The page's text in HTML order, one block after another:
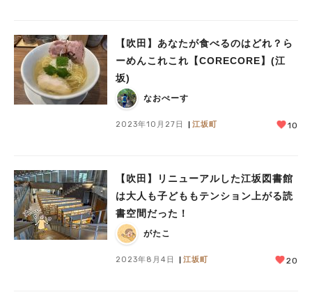
【吹田】あなたが食べるのはどれ？ら
ーめんこれこれ【CORECORE】(江
坂)
なおぺーす
2023年10月27日 江坂町 10
【吹田】リニューアルした江坂図書館
は大人も子どももテンション上がる読
書空間だった！
がたこ
2023年8月4日 江坂町 20